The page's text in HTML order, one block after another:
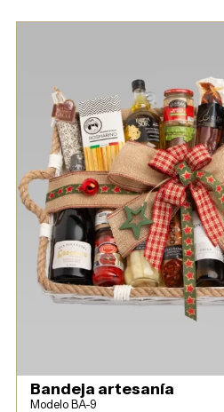
Bandeja artesanía
Modelo BA-9